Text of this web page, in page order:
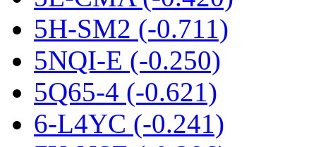
5H-SM2 (-0.711)
5NQI-E (-0.250)
5Q65-4 (-0.621)
6-L4YC (-0.241)